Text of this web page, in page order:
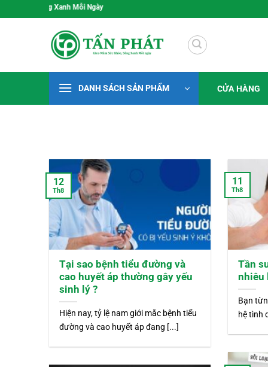
qua
Sống Xanh Mỗi Ngày
DANH SÁCH SẢN PHẨM CỬA HÀNG
Tại sao bệnh tiểu đường và
cao huyết áp thường gây yếu
sinh lý ?
Hiện nay, tỷ lệ nam giới mắc bệnh tiểu
đường và cao huyết áp đang [...]
12
Th8
Tần
nhiêu
Bạn
hệ tình
11
Th8